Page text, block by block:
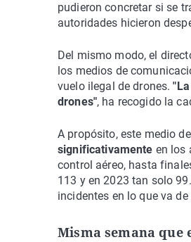
pudieron concretar si se
autoridades hicieron
Del mismo modo, el
los medios de
vuelo ilegal de drones.
drones", ha recogido la
A propósito, este medio
significativamente en los
control aéreo, hasta
113 y en 2023 tan solo
incidentes en lo que va de
Misma semana que